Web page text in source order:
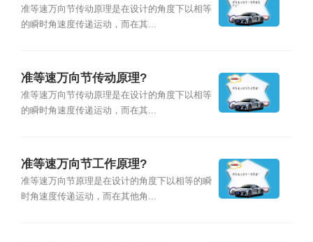
准等速万向节传动原理是在设计的角度下以相等
的瞬时角速度传递运动，而在其...
准等速万向节传动原理?
准等速万向节传动原理是在设计的角度下以相等
的瞬时角速度传递运动，而在其...
准等速万向节工作原理?
准等速万向节原理是在设计的角度下以相等的瞬
时角速度传递运动，而在其他角...